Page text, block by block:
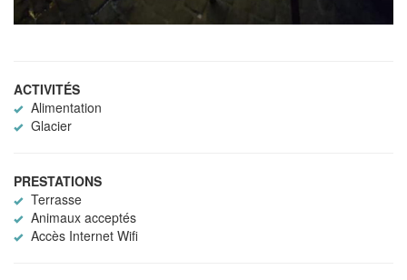
ACTIVITÉS
Alimentation
Glacier
PRESTATIONS
Terrasse
Animaux acceptés
Accès Internet Wifi